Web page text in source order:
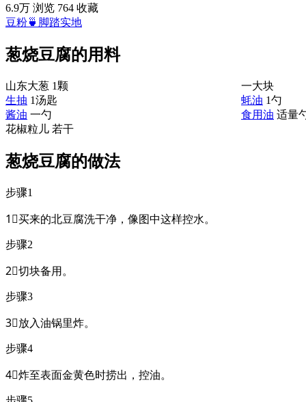
6.9万 浏览 764 收藏
豆粉🍵脚踏实地
葱烧豆腐的用料
山东大葱 1颗
一大块
生抽 1汤匙 蚝油 1勺
酱油 一勺 食用油 适量
花椒粒儿 若干
葱烧豆腐的做法
步骤1
1⃣买来的北豆腐洗干净，像图中这样控水。
步骤2
2⃣切块备用。
步骤3
3⃣放入油锅里炸。
步骤4
4⃣炸至表面金黄色时捞出，控油。